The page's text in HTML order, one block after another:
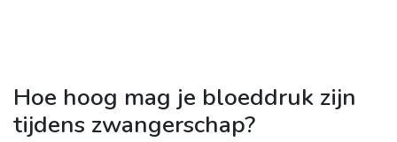
Hoe hoog mag je bloeddruk zijn
tijdens zwangerschap?